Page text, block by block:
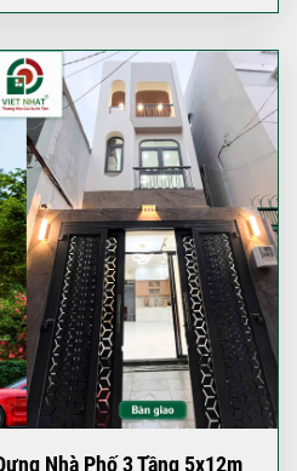
Nhà Phố 3 Tầng 5x12m